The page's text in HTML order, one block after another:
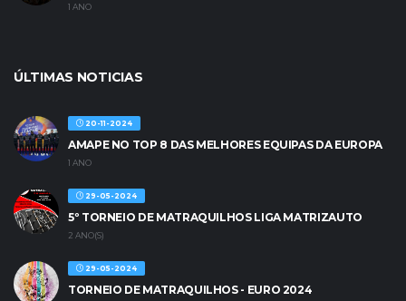
1 ANO
ÚLTIMAS NOTICIAS
20-11-2024
AMAPE NO TOP 8 DAS MELHORES EQUIPAS DA EUROPA
1 ANO
29-05-2024
5º TORNEIO DE MATRAQUILHOS LIGA MATRIZAUTO
2 ANO(S)
29-05-2024
TORNEIO DE MATRAQUILHOS - EURO 2024